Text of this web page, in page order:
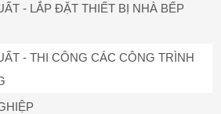
- LẮP ĐẶT THIẾT BỊ NHÀ BẾP
- THI CÔNG CÁC CÔNG TRÌNH